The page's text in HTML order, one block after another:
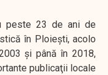
peste 23 de ani de
în Ploieşti, acolo
şi până în 2018,
publicaţii locale